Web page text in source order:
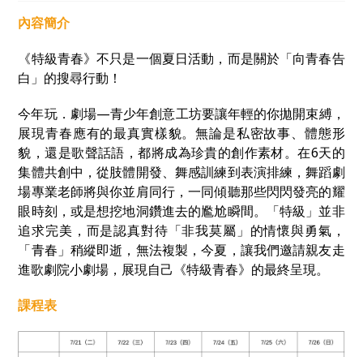
內容簡介
《特級青春》不只是一個夏日活動，而是關於「向青春告
白」的搜尋行動！
今年玩．劇場—青少年創意工坊要讓年輕的你拋開束縛，
展現青春應有的最真實樣貌。無論是私密故事、體態形
貌，還是歌聲話語，都將成為珍貴的創作素材。在6天的
集體共創中，從肢體開發、舞感訓練到表演排練，舞蹈劇
場專業老師將與你並肩同行，一同傾聽那些閃閃發亮的耀
眼時刻，或是想挖地洞鑽進去的尷尬瞬間。「特級」並非
追求完美，而是認真對待「非我莫屬」的情懷與勇氣，
「青春」稍縱即逝，無法複製，今夏，讓我們邀請親友走
進歌劇院小劇場，展現自己《特級青春》的最終呈現。
課程表